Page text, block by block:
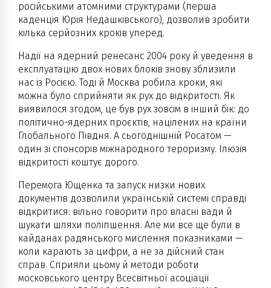
російськими атомними структурами (перша
каденція Юрія Недашківського), дозволив зробити
кілька серйозних кроків уперед.
Надії на ядерний ренесанс 2004 року й уведення в
експлуатацію двох нових блоків знову зблизили
нас із Росією. Тоді й Москва робила кроки, які
можна було сприйняти як рух до відкритості. Як
виявилося згодом, це був рух зовсім в інший бік: до
політично-ядерних проєктів, націлених на країни
Глобального Півдня. А сьогоднішній Росатом —
один зі спонсорів міжнародного тероризму. Ілюзія
відкритості коштує дорого.
Перемога Ющенка та запуск низки нових
документів дозволили українській системі справді
відкритися: вільно говорити про власні вади й
шукати шляхи поліпшення. Але ми все ще були в
кайданах радянського мислення показниками —
коли карають за цифри, а не за дійсний стан
справ. Сприяли цьому й методи роботи
московського центру Всесвітньої асоціації